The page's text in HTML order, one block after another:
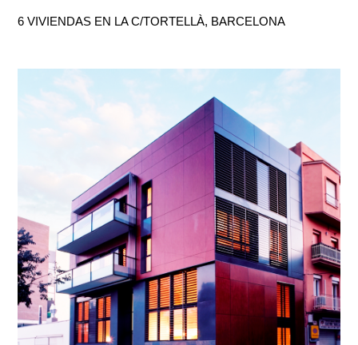
6 VIVIENDAS EN LA C/TORTELLÀ, BARCELONA